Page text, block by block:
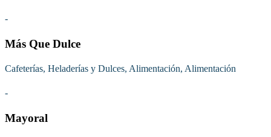
-
Más Que Dulce
Cafeterías, Heladerías y Dulces, Alimentación, Alimentación
-
Mayoral